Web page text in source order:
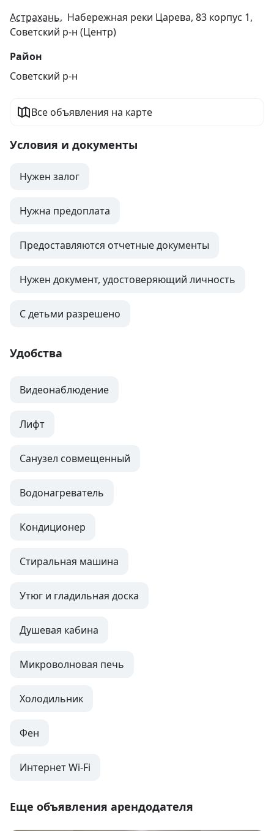
Астрахань, Набережная реки Царева, 83 корпус 1,
Советский р-н (Центр)
Район
Советский р-н
Все объявления на карте
Условия и документы
Нужен залог
Нужна предоплата
Предоставляются отчетные документы
Нужен документ, удостоверяющий личность
С детьми разрешено
Удобства
Видеонаблюдение
Лифт
Санузел совмещенный
Водонагреватель
Кондиционер
Стиральная машина
Утюг и гладильная доска
Душевая кабина
Микроволновая печь
Холодильник
Фен
Интернет Wi-Fi
Еще объявления арендодателя